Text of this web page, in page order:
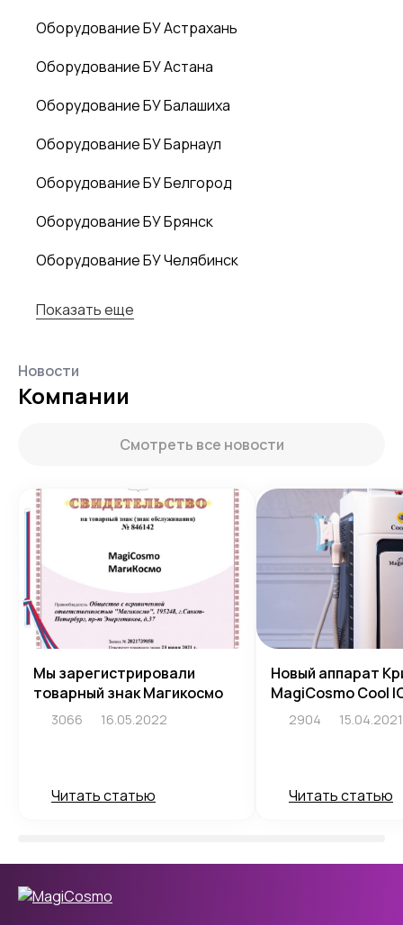
Оборудование БУ Астрахань
Оборудование БУ Астана
Оборудование БУ Балашиха
Оборудование БУ Барнаул
Оборудование БУ Белгород
Оборудование БУ Брянск
Оборудование БУ Челябинск
Показать еще
Новости
Компании
Смотреть все новости
Мы зарегистрировали
товарный знак Магикосмо
3066 16.05.2022
Читать статью
Новый аппарат
MagiCosmo Cool
2904 15.04.2021
Читать статью